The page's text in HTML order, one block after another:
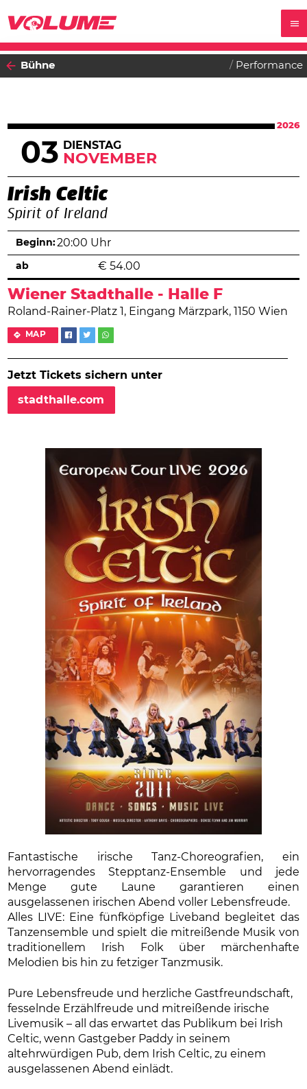
Bühne Performance
2026
03 DIENSTAG
NOVEMBER
Irish Celtic
Spirit of Ireland
Wiener Stadthalle - Halle F
Roland-Rainer-Platz 1, Eingang Märzpark, 1150 Wien
MAP
Jetzt Tickets sichern unter
stadthalle.com
Beginn:20:00 Uhr
ab € 54.00
Fantastische irische Tanz-Choreografien, ein
hervorragendes Stepptanz-Ensemble und jede
Menge gute Laune garantieren einen
ausgelassenen irischen Abend voller Lebensfreude.
Alles LIVE: Eine fünfköpfige Liveband begleitet das
Tanzensemble und spielt die mitreißende Musik von
traditionellem Irish Folk über märchenhafte
Melodien bis hin zu fetziger Tanzmusik.
Pure Lebensfreude und herzliche Gastfreundschaft,
fesselnde Erzählfreude und mitreißende irische
Livemusik – all das erwartet das Publikum bei Irish
Celtic, wenn Gastgeber Paddy in seinem
altehrwürdigen Pub, dem Irish Celtic, zu einem
ausgelassenen Abend einlädt.